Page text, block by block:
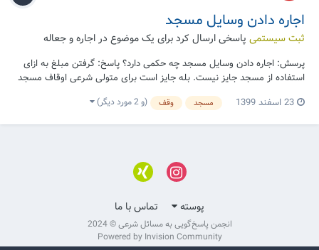
اجاره دادن وسایل مسجد
ثبت سیستمی پاسخی ارسال کرد برای یک موضوع در اجاره و جعاله
پرسش: اجاره دادن وسایل مسجد چه حکمی دارد؟ پاسخ: گرفتن مبلغ به ازای
استفاده از مسجد جایز نیست. بله جایز است برای متولی شرعی اوقاف مسجد
گرفتن پول به ازای استفاده از موقوفات مسجد در مجلس ختم همانند فرش و
روشنائی و تهویه و بلندگو اگر مقتضای وقفیت آنها چنین باشد، به این معنی
که وقف فرش و تهویه و غیر...
23 اسفند 1399 مسجد وقف (و 2 مورد دیگر)
پوسته تماس با ما
انجمن پاسخ‌گویی به مسائل شرعی © 2024
Powered by Invision Community